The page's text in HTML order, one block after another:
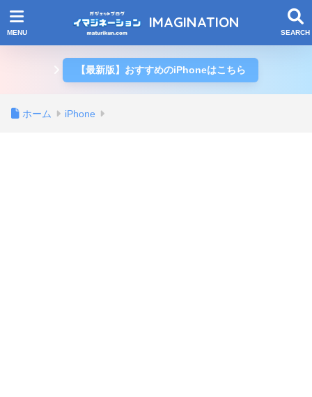
IMAGINATION
【最新版】おすすめのiPhoneはこちら
ホーム iPhone